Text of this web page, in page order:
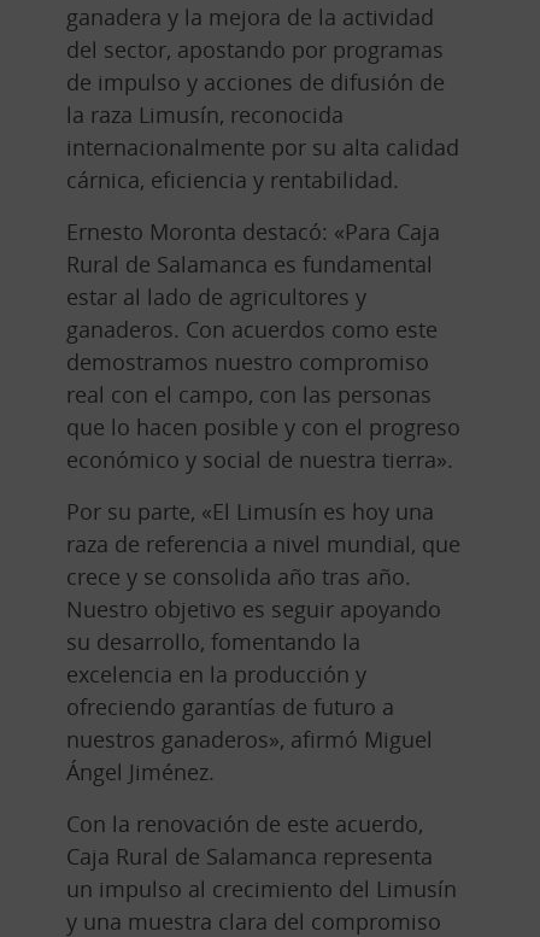
ganadera y la mejora de la actividad
del sector, apostando por programas
de impulso y acciones de difusión de
la raza Limusín, reconocida
internacionalmente por su alta calidad
cárnica, eficiencia y rentabilidad.
Ernesto Moronta destacó: «Para Caja
Rural de Salamanca es fundamental
estar al lado de agricultores y
ganaderos. Con acuerdos como este
demostramos nuestro compromiso
real con el campo, con las personas
que lo hacen posible y con el progreso
económico y social de nuestra tierra».
Por su parte, «El Limusín es hoy una
raza de referencia a nivel mundial, que
crece y se consolida año tras año.
Nuestro objetivo es seguir apoyando
su desarrollo, fomentando la
excelencia en la producción y
ofreciendo garantías de futuro a
nuestros ganaderos», afirmó Miguel
Ángel Jiménez.
Con la renovación de este acuerdo,
Caja Rural de Salamanca representa
un impulso al crecimiento del Limusín
y una muestra clara del compromiso